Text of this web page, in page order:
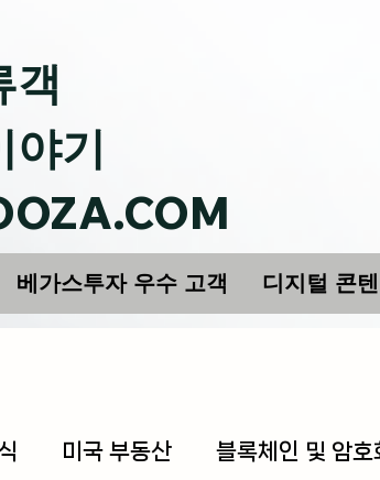
객
야기
베가스투자 우수 고객 디지털 콘
미국 부동산 블록체인 및 암호